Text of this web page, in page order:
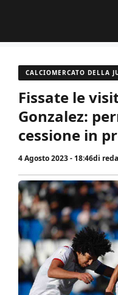
contenuto
CALCIOMERCATO DELLA
Fissate le
Gonzalez:
cessione in
4 Agosto 2023 - 18:46di